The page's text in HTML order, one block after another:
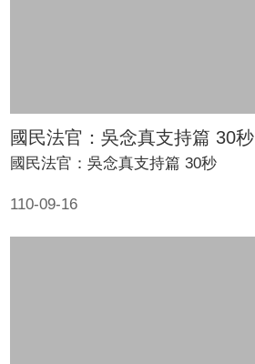
國民法官：吳念真支持篇 30秒
110-09-16
國民法官：吳念真支持篇 30秒